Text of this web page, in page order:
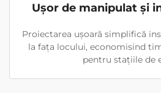
Ușor de manipulat și
Proiectarea ușoară simplifică
la fața locului, economisind
pentru stațiile de